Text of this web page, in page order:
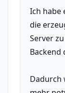
Ich habe
die
Server
Backend
Dadurch